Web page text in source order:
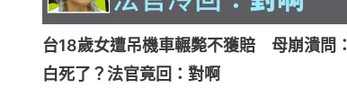
台18歲女遭吊機車輾斃不獲賠 母崩潰問：
白死了？法官竟回：對啊